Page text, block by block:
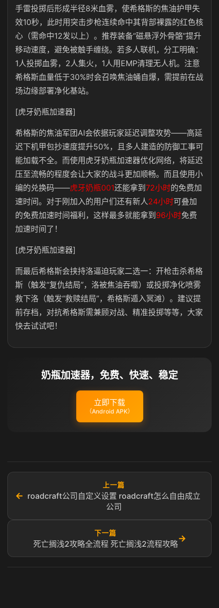
手雷投掷后形成半径8米血雾，使希格斯的焦油护甲失
效10秒，此时用突击步枪连续命中其背部裸露的红色核
心（需命中12发以上）。推荐装备“磁悬浮外骨骼”提升
移动速度，避免被触手缠绕。若多人联机，分工明确：
1人投掷血雾，2人集火，1人用EMP清理无人机。注意
希格斯血量低于30%时会召唤焦油蛹自爆，需提前在战
场边缘部署净化基站。
[虎牙奶瓶加速器]
希格斯的焦油军团AI会依据玩家延迟调整攻势——高延
迟下机甲包抄速度提升50%，且多人建造的防御工事可
能加载不全。而使用虎牙奶瓶加速器优化网络，将延迟
压至流畅的程度会让大家的战斗更加顺畅。而且使用小
编的兑换码——虎牙奶瓶001还能拿到 72小时的免费加
速时间。对于刚加入的用户们还有新人24小时可叠加
的免费加速时间福利，这样最多就能拿到 96小时免费
加速时间了！
[虎牙奶瓶加速器]
而最后希格斯会挟持洛逼迫玩家二选一：开枪击杀希格
斯（触发“复仇结局”，洛被焦油吞噬）或投掷净化喷雾
救下洛（触发“救赎结局”，希格斯遁入冥滩）。建议提
前存档，对抗希格斯需兼顾对战、精准投掷等等，大家
快去试试吧！
奶瓶加速器，免费、快速、稳定
立即下载
（Android APK）
←
上一篇
roadcraft公司自定义设置 roadcraft怎么自由成立
公司
下一篇
死亡搁浅2攻略全流程 死亡搁浅2流程攻略
→